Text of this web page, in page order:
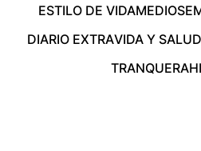
ESTILO DE VIDAMEDIOS
DIARIO EXTRAVIDA Y
TRANQUERA